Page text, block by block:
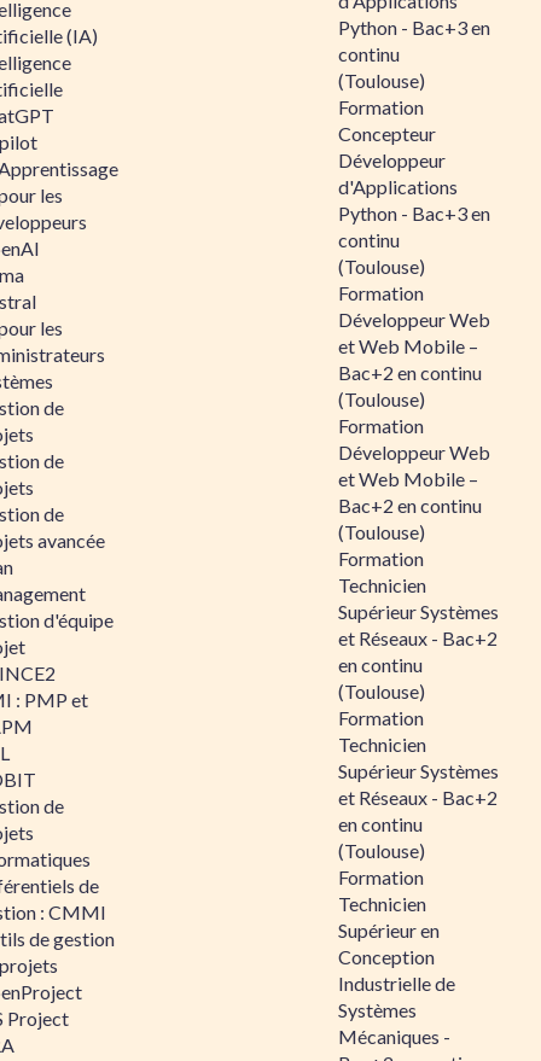
(IA)
les
les
de
de
de
avancée
d'équipe
: PMP et
de
de
: CMMI
de gestion
Project
Python - Bac+3 en
continu
(Toulouse)
Formation
Concepteur
Développeur
d'Applications
Python - Bac+3 en
continu
(Toulouse)
Formation
Développeur Web
et Web Mobile –
Bac+2 en continu
(Toulouse)
Formation
Développeur Web
et Web Mobile –
Bac+2 en continu
(Toulouse)
Formation
Technicien
Supérieur Systèmes
et Réseaux - Bac+2
en continu
(Toulouse)
Formation
Technicien
Supérieur Systèmes
et Réseaux - Bac+2
en continu
(Toulouse)
Formation
Technicien
Supérieur en
Conception
Industrielle de
Systèmes
Mécaniques -